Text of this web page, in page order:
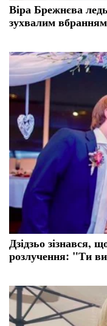
Віра Брежнєва
зухвалим
Дзідзьо зізнався,
розлучення: "Ти